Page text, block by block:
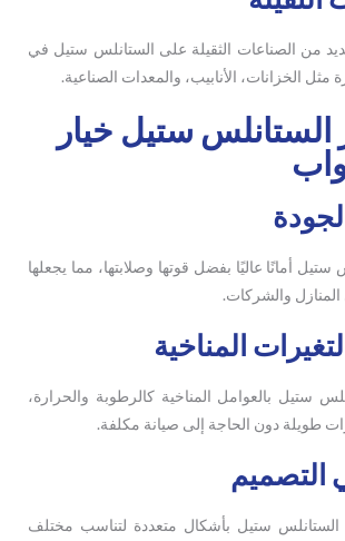
من الصناعات الثقيلة على الستانلس ستيل في
مثل الخزانات، الأنابيب، والمعدات الصناعية.
الستانلس ستيل خيار
أمانًا عاليًا بفضل قوتها وصلابتها، مما يجعلها
المنازل والشركات.
ستيل بالعوامل المناخية كالرطوبة والحرارة،
طويلة دون الحاجة إلى صيانة مكلفة.
ستيل بأشكال متعددة لتناسب مختلف